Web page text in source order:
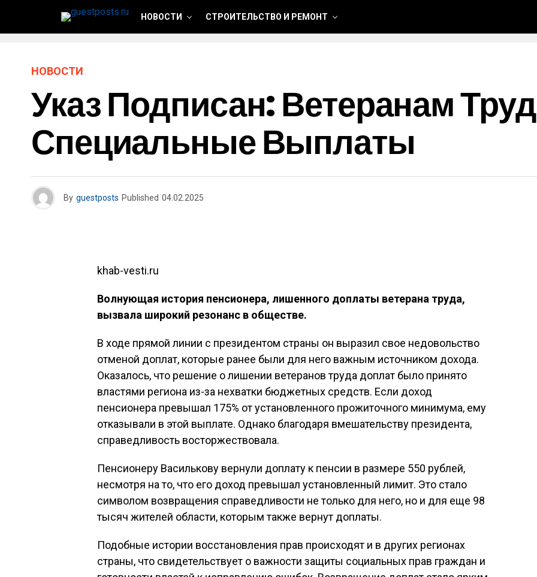
НОВОСТИ СТРОИТЕЛЬСТВО И РЕМОНТ
НОВОСТИ
Указ Подписан: Ветеранам
Специальные Выплаты
By guestposts Published 04.02.2025
khab-vesti.ru
Волнующая история пенсионера, лишенного доплаты ветерана труда,
вызвала широкий резонанс в обществе.
В ходе прямой линии с президентом страны он выразил свое недовольство
отменой доплат, которые ранее были для него важным источником дохода.
Оказалось, что решение о лишении ветеранов труда доплат было принято
властями региона из-за нехватки бюджетных средств. Если доход
пенсионера превышал 175% от установленного прожиточного минимума, ему
отказывали в этой выплате. Однако благодаря вмешательству президента,
справедливость восторжествовала.
Пенсионеру Василькову вернули доплату к пенсии в размере 550 рублей,
несмотря на то, что его доход превышал установленный лимит. Это стало
символом возвращения справедливости не только для него, но и для еще 98
тысяч жителей области, которым также вернут доплаты.
Подобные истории восстановления прав происходят и в других регионах
страны, что свидетельствует о важности защиты социальных прав граждан и